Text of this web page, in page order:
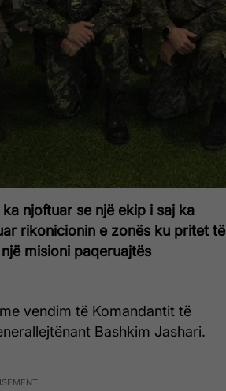
njoftuar se një ekip i saj ka
rikonicionin e zonës ku pritet të
misioni paqeruajtës
vendim të Komandantit të
Bashkim Jashari.